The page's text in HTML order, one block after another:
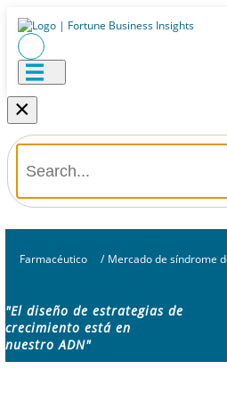
×
Farmacéutico / Mercado de síndrome
"El diseño de estrategias de
crecimiento está en
nuestro ADN"